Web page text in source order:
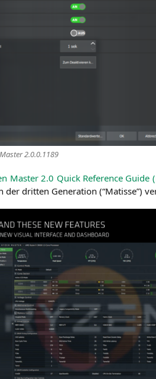
2.0.0.1189
Mas­ter 2.0 Quick Refe­rence Gui­de (
drit­ten Gene­ra­ti­on (“Matis­se”)